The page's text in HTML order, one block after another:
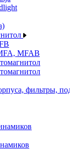
MFAB
фильтры,